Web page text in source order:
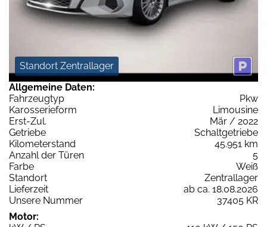
Standort Zentrallager
Allgemeine Daten:
Fahrzeugtyp
Pkw
Karosserieform
Limousine
Erst-Zul.
Mär / 2022
Getriebe
Schaltgetriebe
Kilometerstand
45.951 km
Anzahl der Türen
5
Farbe
Weiß
Standort
Zentrallager
Lieferzeit
ab ca. 18.08.2026
Unsere Nummer
37405 KR
Motor: